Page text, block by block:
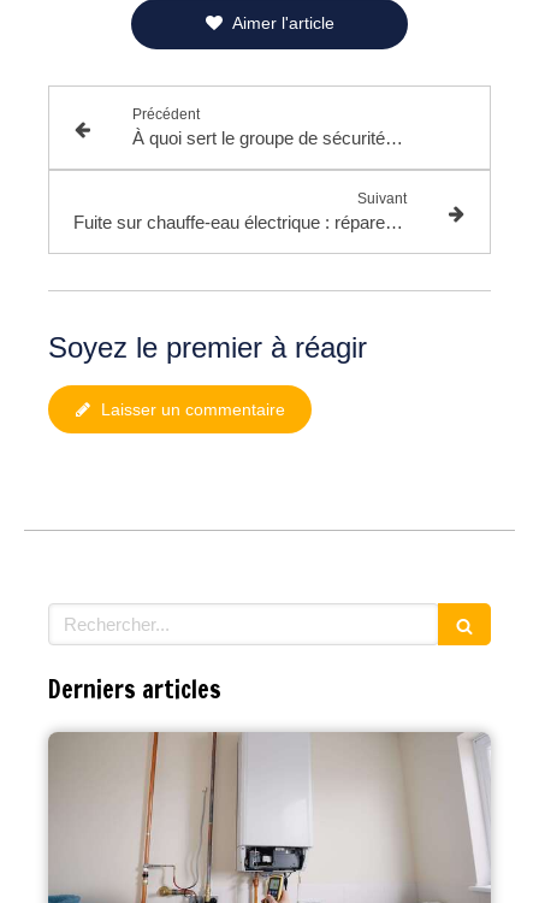
Aimer l'article
Précédent
À quoi sert le groupe de sécurité d’un chauffe-eau ?
Suivant
Fuite sur chauffe-eau électrique : réparer ou remplacer ?
Soyez le premier à réagir
Laisser un commentaire
Rechercher
Derniers articles